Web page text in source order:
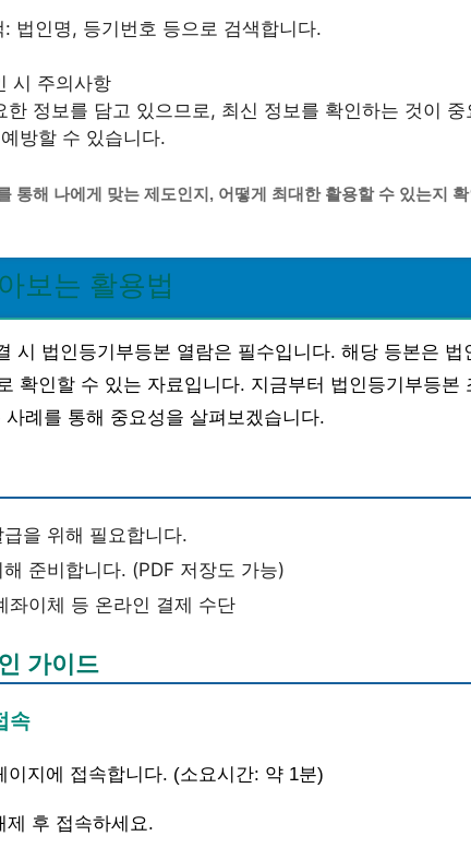
법인명, 등기번호 등으로 검색합니다.
시 주의사항
한 정보를 담고 있으므로, 최신 정보를 확인하는 것이
방할 수 있습니다.
통해 나에게 맞는 제도인지, 어떻게 최대한 활용할 수 있는지
보는 활용법
시 법인등기부등본 열람은 필수입니다. 해당 등본은 법
확인할 수 있는 자료입니다. 지금부터 법인등기부등본
례를 통해 중요성을 살펴보겠습니다.
을 위해 필요합니다.
준비합니다. (PDF 저장도 가능)
좌이체 등 온라인 결제 수단
가이드
속
이지에 접속합니다. (소요시간: 약 1분)
제 후 접속하세요.